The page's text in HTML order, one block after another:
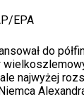
EPA
do
najwyżej